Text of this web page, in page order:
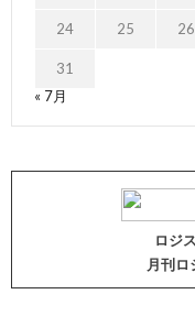
24 25 26
31
« 7月
ロジ
月刊ロ